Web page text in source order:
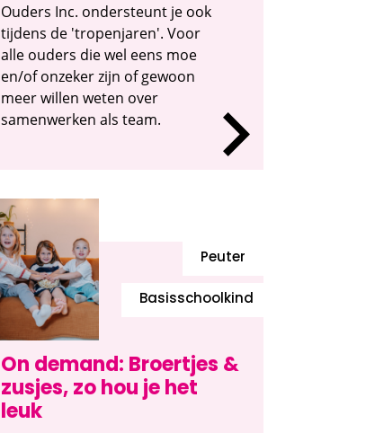
Ouders Inc. ondersteunt je ook
tijdens de 'tropenjaren'. Voor
alle ouders die wel eens moe
en/of onzeker zijn of gewoon
meer willen weten over
samenwerken als team.
On demand: Broertjes &
zusjes, zo hou je het
leuk
Peuter
Basisschoolkind